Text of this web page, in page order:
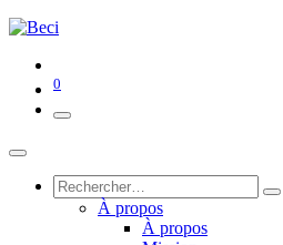
0
À propos
À propos